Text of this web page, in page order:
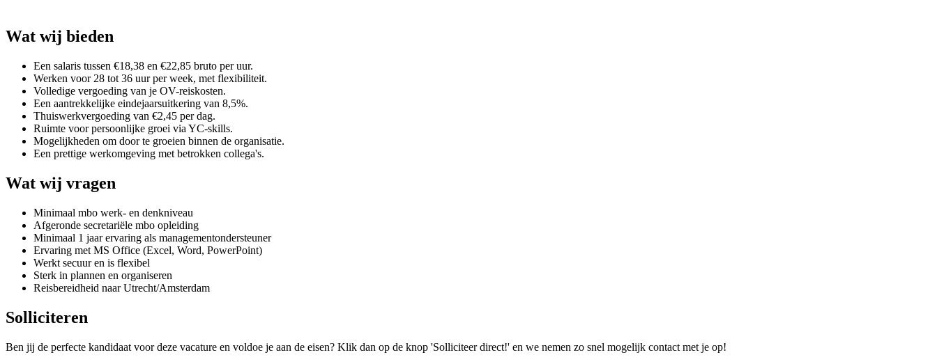
Wat wij bieden
Een salaris tussen €18,38 en €22,85 bruto per uur.
Werken voor 28 tot 36 uur per week, met flexibiliteit.
Volledige vergoeding van je OV-reiskosten.
Een aantrekkelijke eindejaarsuitkering van 8,5%.
Thuiswerkvergoeding van €2,45 per dag.
Ruimte voor persoonlijke groei via YC-skills.
Mogelijkheden om door te groeien binnen de organisatie.
Een prettige werkomgeving met betrokken collega's.
Wat wij vragen
Minimaal mbo werk- en denkniveau
Afgeronde secretariële mbo opleiding
Minimaal 1 jaar ervaring als managementondersteuner
Ervaring met MS Office (Excel, Word, PowerPoint)
Werkt secuur en is flexibel
Sterk in plannen en organiseren
Reisbereidheid naar Utrecht/Amsterdam
Solliciteren
Ben jij de perfecte kandidaat voor deze vacature en voldoe je aan de eisen? Klik dan op de knop 'Solliciteer direct!' en we nemen zo snel mogelijk contact met je op!